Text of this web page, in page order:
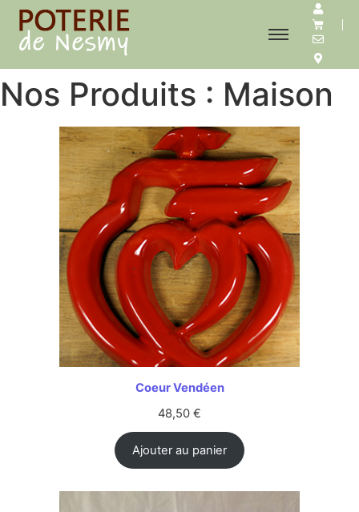
Nos Produits : Maison
Coeur Vendéen
48,50 €
Ajouter au panier